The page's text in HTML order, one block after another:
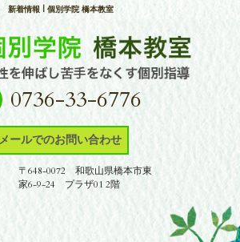
新着情報 | 個別学院 橋本教室
0736-33-6776
メールでのお問い合わせ
〒648-0072 和歌山県橋本市東
家6-9-24 プラザ01 2階